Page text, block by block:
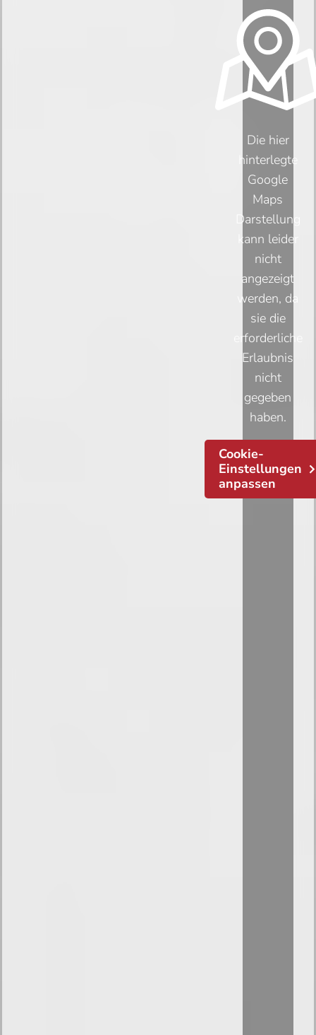
Die hier
hinterlegte
Google
Maps
Darstellung
kann leider
nicht
angezeigt
werden, da
sie die
erforderliche
Erlaubnis
nicht
gegeben
haben.
Cookie-
Einstellungen
anpassen